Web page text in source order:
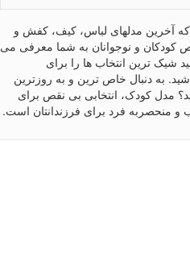
آخرین مدلهای لباس، کیف، کفش و
و نوجوانان به شما معرفی می
شیک ترین انتخاب ها را برای
به دنبال خاص ترین و به روزترین
مدل کودک، انتخابی بی نقص برای
و منحصربه فرد برای فرزندانتان است.